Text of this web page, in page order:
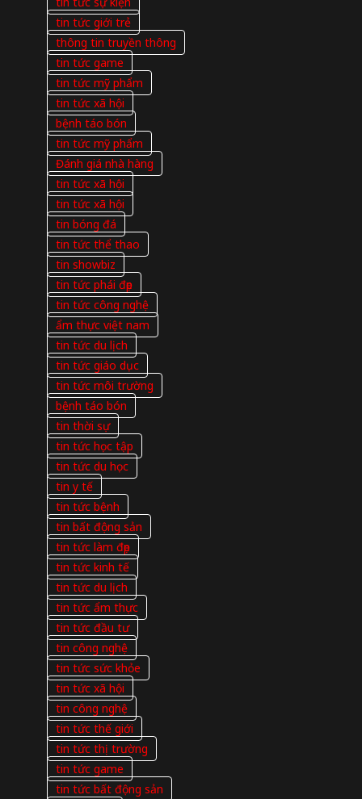
tin tức giới trẻ
thông tin truyền thông
tin tức game
tin tức mỹ phẩm
tin tức xã hội
bệnh táo bón
tin tức mỹ phẩm
Đánh giá nhà hàng
tin tức xã hội
tin tức xã hội
tin bóng đá
tin tức thể thao
tin showbiz
tin tức phái đẹp
tin tức công nghệ
ẩm thực việt nam
tin tức du lịch
tin tức giáo dục
tin tức môi trường
bệnh táo bón
tin thời sự
tin tức học tập
tin tức du học
tin y tế
tin tức bệnh
tin bất động sản
tin tức làm đẹp
tin tức kinh tế
tin tức du lịch
tin tức ẩm thực
tin tức đầu tư
tin công nghệ
tin tức sức khỏe
tin tức xã hội
tin công nghệ
tin tức thế giới
tin tức thị trường
tin tức game
tin tức bất động sản